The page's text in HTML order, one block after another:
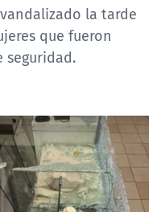
la tarde
que fueron
seguridad.